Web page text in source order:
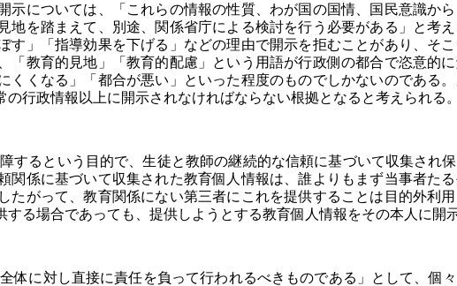
示については、「これらの情報の性質、わが国の国情、国民意識か
地を踏まえて、別途、関係省庁による検討を行う必要がある」と考
す」「指導効果を下げる」などの理由で開示を拒むことがあり、そ
教育的見地」「教育的配慮」という用語が行政側の都合で恣意的
くくなる」「都合が悪い」といった程度のものでしかないのである
行政情報以上に開示されなければならない根拠となると考えられる。
るという目的で、生徒と教師の継続的な信頼に基づいて収集され
関係に基づいて収集された教育個人情報は、誰よりもまず当事者た
たがって、教育関係にない第三者にこれを提供することは目的外利
る場合であっても、提供しようとする教育個人情報をその本人に開
に対し直接に責任を負って行われるべきものである」として、個